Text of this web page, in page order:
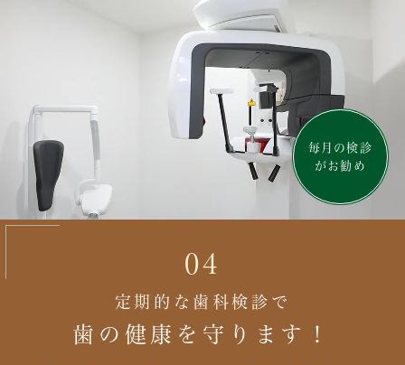
毎月の検診
がお勧め
04
定期的な歯科検診で
歯の健康を守ります！